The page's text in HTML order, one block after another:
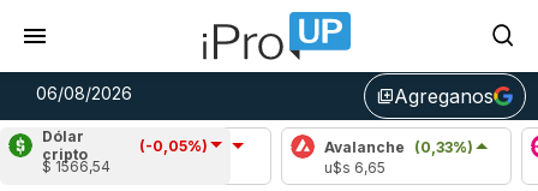
06/08/2026 library_addAgreganos
Dólar
cripto
(-0,05%)
$ 1566,54
(-0,07%)
Avalanche
(0,33%)
Polkadot